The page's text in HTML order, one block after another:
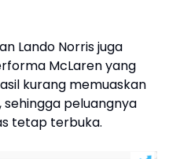
Lando Norris juga
McLaren yang
kurang memuaskan
peluangnya
tetap terbuka.